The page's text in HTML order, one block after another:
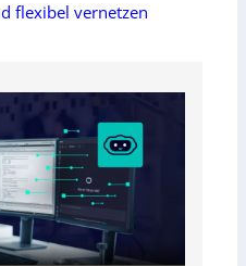
flexibel vernetzen